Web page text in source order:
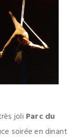
joli Parc du
soirée en dinant